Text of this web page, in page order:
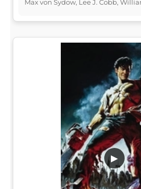
Max von Sydow, Lee J. Cobb,
▶